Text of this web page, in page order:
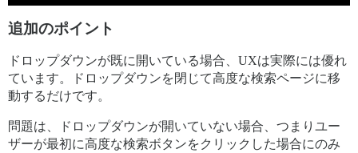
追加のポイント
ドロップダウンが既に開いている場合、UXは実際には優れ
ています。ドロップダウンを閉じて高度な検索ページに移
動するだけです。
問題は、ドロップダウンが開いていない場合、つまりユー
ザーが最初に高度な検索ボタンをクリックした場合にのみ